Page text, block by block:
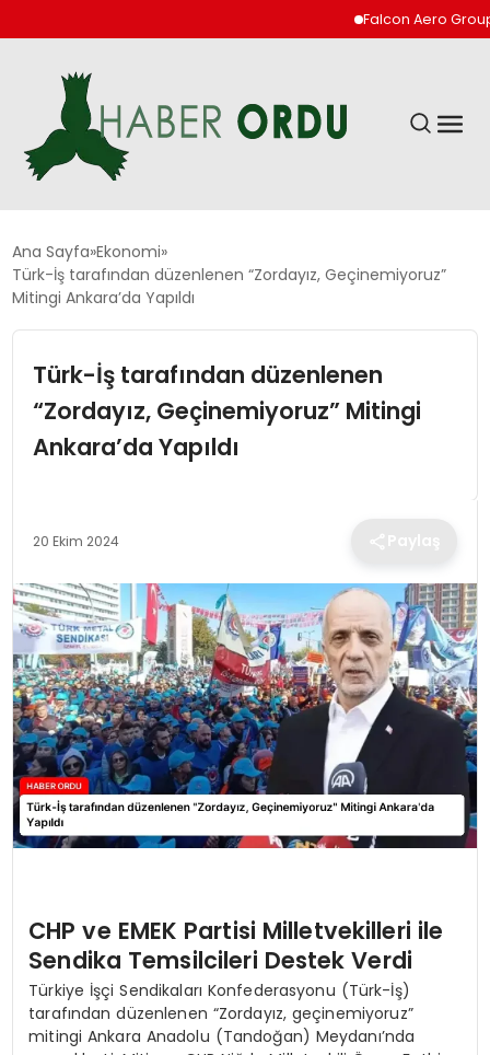
Falcon Aero Group,
GÜNDEM
DÜNYA
EKONOMI
SIYASET
MAGAZIN
SPOR
YAŞAM
Ana Sayfa Ekonomi
Türk-İş tarafından düzenlenen “Zordayız, Geçinemiyoruz”
Mitingi Ankara’da Yapıldı
Türk-İş tarafından düzenlenen
“Zordayız, Geçinemiyoruz” Mitingi
Ankara’da Yapıldı
20 Ekim 2024
CHP ve EMEK Partisi Milletvekilleri ile
Sendika Temsilcileri Destek Verdi
Türkiye İşçi Sendikaları Konfederasyonu (Türk-İş)
tarafından düzenlenen “Zordayız, geçinemiyoruz”
mitingi Ankara Anadolu (Tandoğan) Meydanı’nda